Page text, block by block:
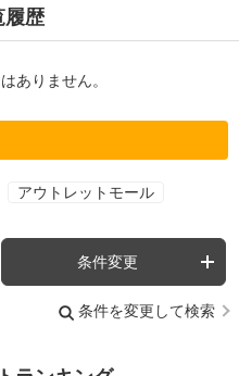
履歴
ありません。
アウトレットモール
条件変更
条件を変更して検索